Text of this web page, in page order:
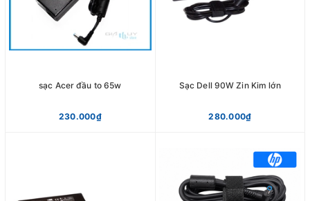
sạc Acer đầu to 65w
230.000₫
Sạc Dell 90W Zin Kim lớn
280.000₫